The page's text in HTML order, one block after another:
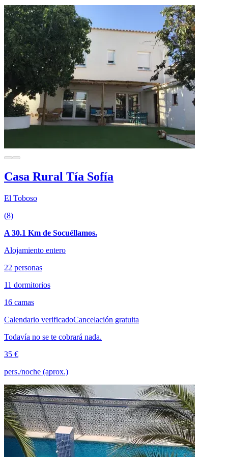
Casa Rural Tía Sofía
El Toboso
(8)
A 30.1 Km de Socuéllamos.
Alojamiento entero
22 personas
11 dormitorios
16 camas
Calendario verificadoCancelación gratuita
Todavía no se te cobrará nada.
35 €
pers./noche (aprox.)